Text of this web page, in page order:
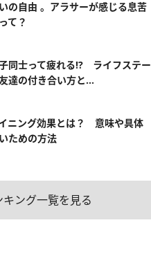
の自由 。アラサーが感じる息苦
て？
同士って疲れる⁉ ライフステー
達の付き合い方と...
ニング効果とは？ 意味や具体
ための方法
キング一覧を見る